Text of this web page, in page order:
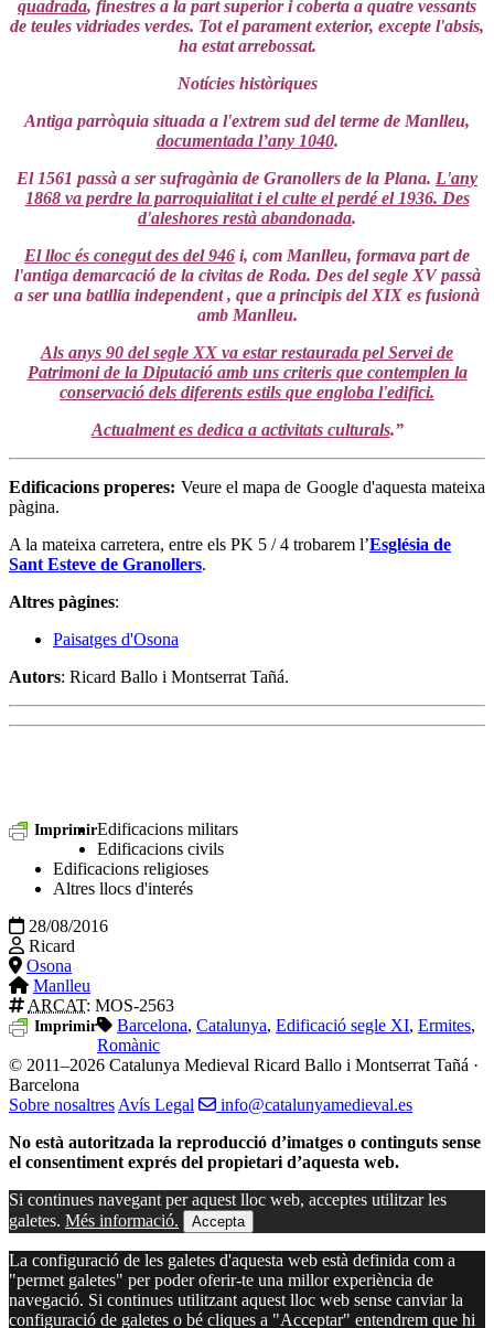
quadrada, finestres a la part superior i coberta a quatre vessants
de teules vidriades verdes. Tot el parament exterior, excepte l'absis,
ha estat arrebossat.
Notícies històriques
Antiga parròquia situada a l'extrem sud del terme de Manlleu,
documentada l’any 1040.
El 1561 passà a ser sufragània de Granollers de la Plana. L'any
1868 va perdre la parroquialitat i el culte el perdé el 1936. Des
d'aleshores restà abandonada.
El lloc és conegut des del 946 i, com Manlleu, formava part de
l'antiga demarcació de la civitas de Roda. Des del segle XV passà
a ser una batllia independent , que a principis del XIX es fusionà
amb Manlleu.
Als anys 90 del segle XX va estar restaurada pel Servei de
Patrimoni de la Diputació amb uns criteris que contemplen la
conservació dels diferents estils que engloba l'edifici.
Actualment es dedica a activitats culturals.”
Edificacions properes: Veure el mapa de Google d'aquesta mateixa
pàgina.
A la mateixa carretera, entre els PK 5 / 4 trobarem l’Església de
Sant Esteve de Granollers.
Altres pàgines:
Paisatges d'Osona
Autors: Ricard Ballo i Montserrat Tañá.
ImprimirEdificacions militars
Edificacions civils
Edificacions religioses
Altres llocs d'interés
28/08/2016
Ricard
Osona
Manlleu
ARCAT: MOS-2563
Imprimir Barcelona, Catalunya, Edificació segle XI, Ermites,
Romànic
© 2011–2026 Catalunya Medieval Ricard Ballo i Montserrat Tañá ·
Barcelona
Sobre nosaltres Avís Legal
info@catalunyamedieval.es
No està autoritzada la reproducció d’imatges o continguts sense
el consentiment exprés del propietari d’aquesta web.
Si continues navegant per aquest lloc web, acceptes utilitzar les
galetes. Més informació. Accepta
La configuració de les galetes d'aquesta web està definida com a
"permet galetes" per poder oferir-te una millor experiència de
navegació. Si continues utilitzant aquest lloc web sense canviar la
configuració de galetes o bé cliques a "Acceptar" entendrem que hi